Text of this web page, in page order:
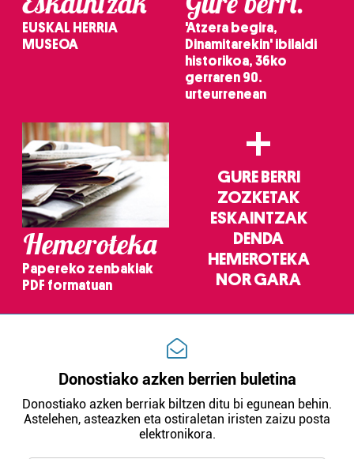
EUSKAL HERRIA
MUSEOA
'Atzera begira,
Dinamitarekin' ibilaldi
historikoa, 36ko
gerraren 90.
urteurrenean
Hemeroteka
Papereko zenbakiak
PDF formatuan
+
GURE BERRI
ZOZKETAK
ESKAINTZAK
DENDA
HEMEROTEKA
NOR GARA
Donostiako azken berrien buletina
Donostiako azken berriak biltzen ditu bi egunean behin.
Astelehen, asteazken eta ostiraletan iristen zaizu posta
elektronikora.